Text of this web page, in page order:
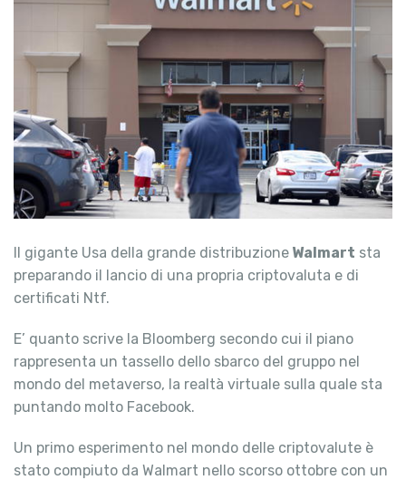
Il gigante Usa della grande distribuzione Walmart sta
preparando il lancio di una propria criptovaluta e di
certificati Ntf.
E’ quanto scrive la Bloomberg secondo cui il piano
rappresenta un tassello dello sbarco del gruppo nel
mondo del metaverso, la realtà virtuale sulla quale sta
puntando molto Facebook.
Un primo esperimento nel mondo delle criptovalute è
stato compiuto da Walmart nello scorso ottobre con un